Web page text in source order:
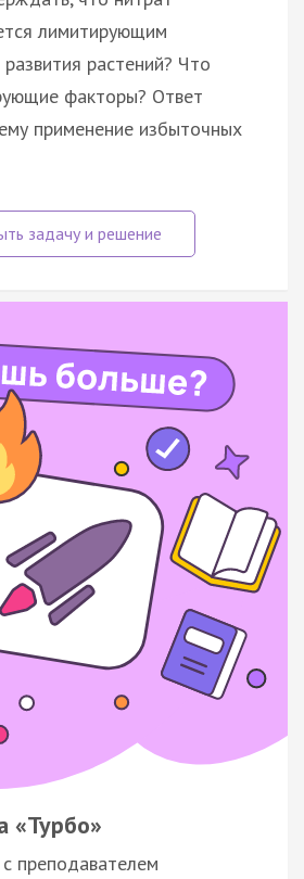
лимитирующим
растений? Что
факторы? Ответ
применение избыточных
«Турбо»
преподавателем